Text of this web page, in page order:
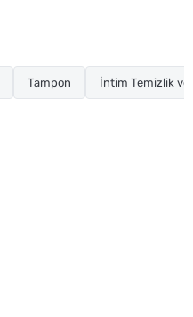
Tampon İntim Temizlik ve